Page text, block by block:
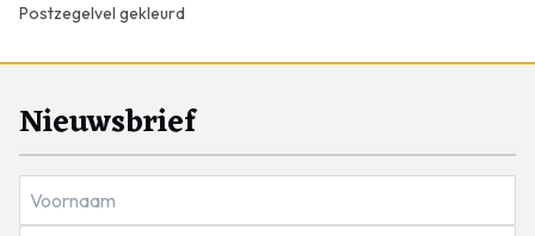
Postzegelvel gekleurd
Nieuwsbrief